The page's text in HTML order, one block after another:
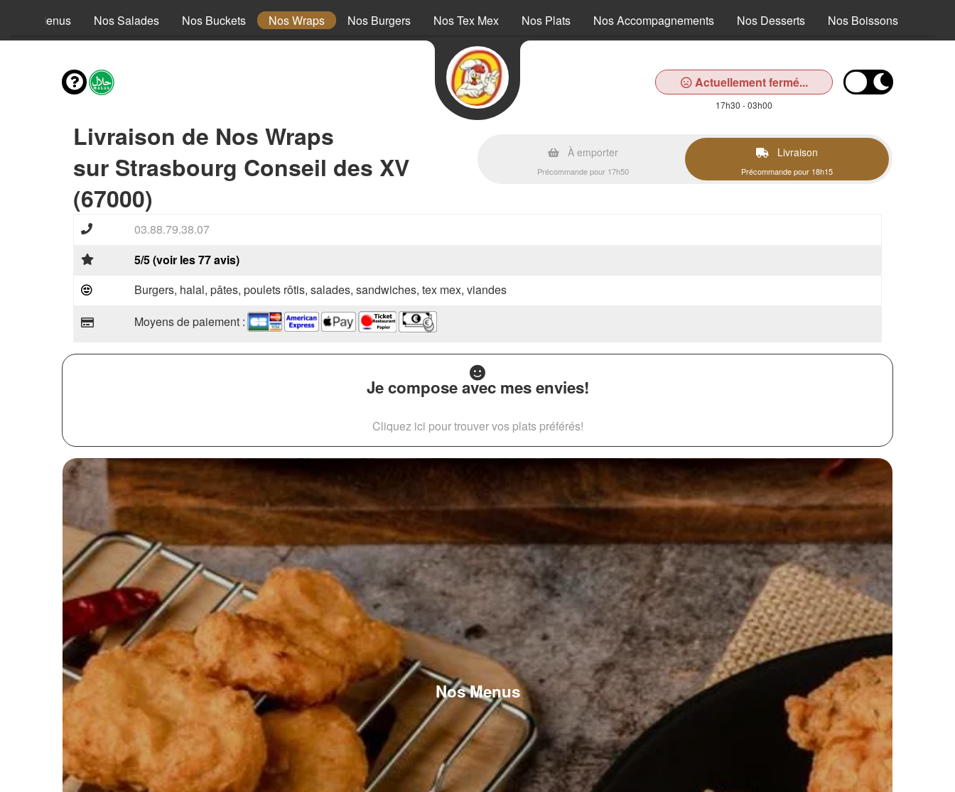
Nos Menus Nos Salades Nos Buckets Nos Wraps Nos Burgers Nos Tex Mex Nos Plats Nos Accompagnements Nos Desserts Nos Boissons
Actuellement fermé...
17h30 - 03h00
Livraison de Nos Wraps
sur Strasbourg Conseil des XV
(67000)
À emporter
Précommande pour 17h50
Livraison
Précommande pour 18h15
03.88.79.38.07
5/5 (voir les 77 avis)
Burgers, halal, pâtes, poulets rôtis, salades, sandwiches, tex mex, viandes
Moyens de paiement :
Je compose avec mes envies!
Cliquez ici pour trouver vos plats préférés!
Nos Menus